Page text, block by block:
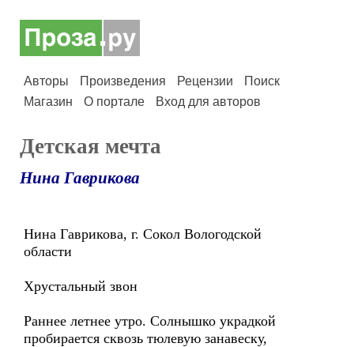
Авторы Произведения Рецензии
Поиск
Магазин
О портале Вход для авторов
Детская мечта
Нина Гаврикова
Нина Гаврикова, г. Сокол Вологодской
области
Хрустальный звон
Раннее летнее утро. Солнышко украдкой
пробирается сквозь тюлевую занавеску,